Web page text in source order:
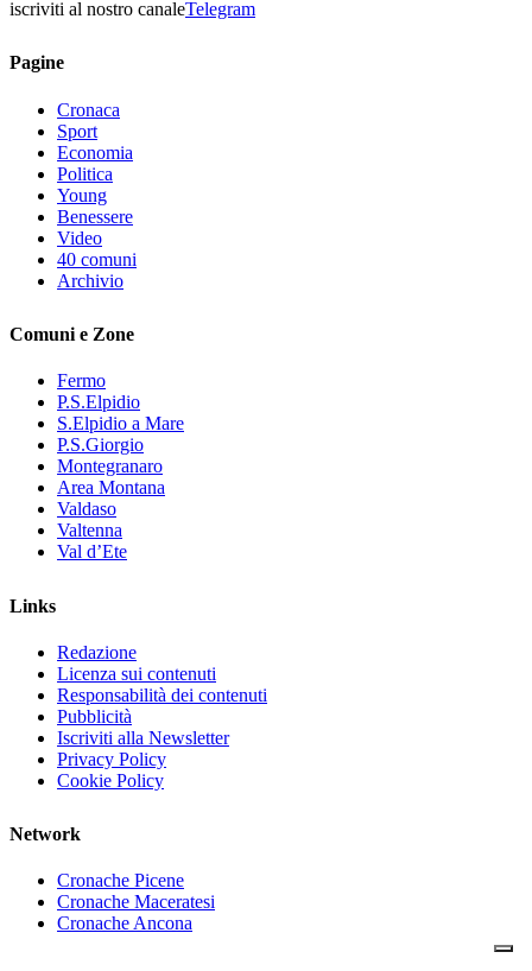
iscriviti al nostro canaleTelegram
Pagine
Cronaca
Sport
Economia
Politica
Young
Benessere
Video
40 comuni
Archivio
Comuni e Zone
Fermo
P.S.Elpidio
S.Elpidio a Mare
P.S.Giorgio
Montegranaro
Area Montana
Valdaso
Valtenna
Val d’Ete
Links
Redazione
Licenza sui contenuti
Responsabilità dei contenuti
Pubblicità
Iscriviti alla Newsletter
Privacy Policy
Cookie Policy
Network
Cronache Picene
Cronache Maceratesi
Cronache Ancona